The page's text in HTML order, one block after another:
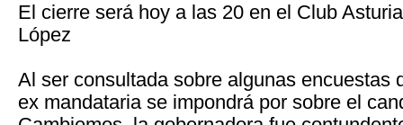
El cierre será hoy a las 20 en el Club
López
Al ser consultada sobre algunas encuestas
ex mandataria se impondrá por sobre el